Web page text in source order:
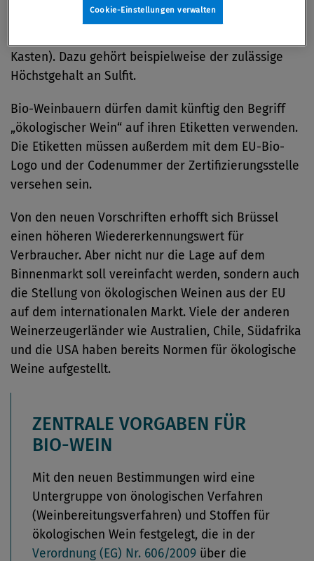
Kasten). Dazu gehört beispielweise der zulässige
Höchstgehalt an Sulfit.
Bio-Weinbauern dürfen damit künftig den Begriff
„ökologischer Wein“ auf ihren Etiketten verwenden.
Die Etiketten müssen außerdem mit dem EU-Bio-
Logo und der Codenummer der Zertifizierungsstelle
versehen sein.
Von den neuen Vorschriften erhofft sich Brüssel
einen höheren Wiedererkennungswert für
Verbraucher. Aber nicht nur die Lage auf dem
Binnenmarkt soll vereinfacht werden, sondern auch
die Stellung von ökologischen Weinen aus der EU
auf dem internationalen Markt. Viele der anderen
Weinerzeugerländer wie Australien, Chile, Südafrika
und die USA haben bereits Normen für ökologische
Weine aufgestellt.
ZENTRALE VORGABEN FÜR
BIO-WEIN
Mit den neuen Bestimmungen wird eine
Untergruppe von önologischen Verfahren
(Weinbereitungsverfahren) und Stoffen für
ökologischen Wein festgelegt, die in der
Verordnung (EG) Nr. 606/2009 über die
Cookie-Einstellungen verwalten